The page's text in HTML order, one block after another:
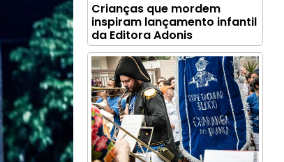
Crianças que mordem
inspiram lançamento infantil
da Editora Adonis